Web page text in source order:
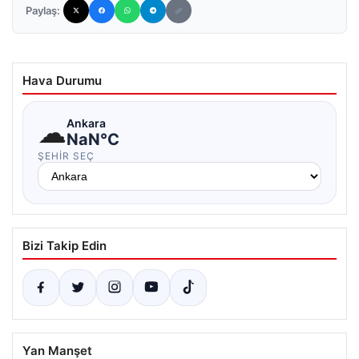
Paylaş:
Hava Durumu
☁Ankara
NaN°C
ŞEHIR SEÇ
Bizi Takip Edin
Yan Manşet